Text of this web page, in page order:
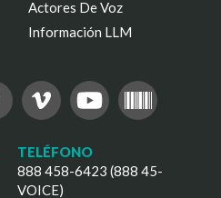
Actores De Voz
Información LLM
TELÉFONO
888 458-6423 (888 45-
VOICE)